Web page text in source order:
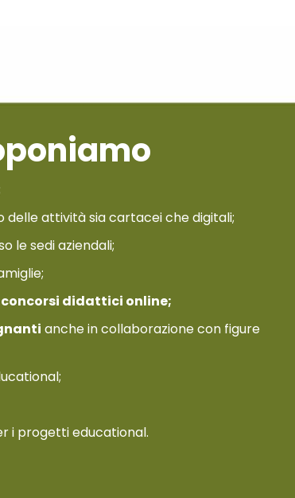
delle attività sia cartacei che digitali;
le sedi aziendali;
concorsi didattici online;
anche in collaborazione con figure
i progetti educational.